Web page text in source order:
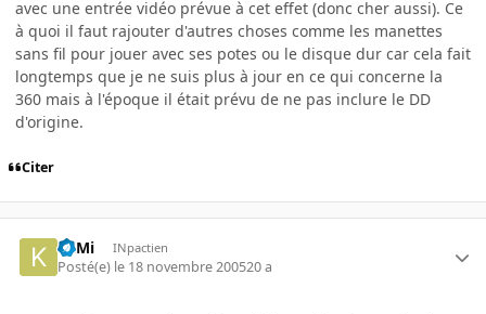
avec une entrée vidéo prévue à cet effet (donc cher aussi). Ce
à quoi il faut rajouter d'autres choses comme les manettes
sans fil pour jouer avec ses potes ou le disque dur car cela fait
longtemps que je ne suis plus à jour en ce qui concerne la
360 mais à l'époque il était prévu de ne pas inclure le DD
d'origine.
Citer
KilMi INpactien
Posté(e) le 18 novembre 200520 a